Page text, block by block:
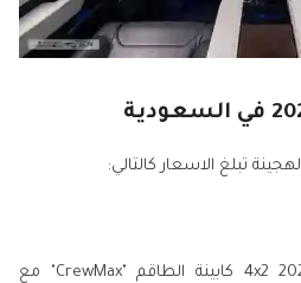
تبلغ الاسعار كالتالي:
يبدأ سعر تندرا ليمتد 2022 4x2 كابينة الطاقم "CrewMax" مع